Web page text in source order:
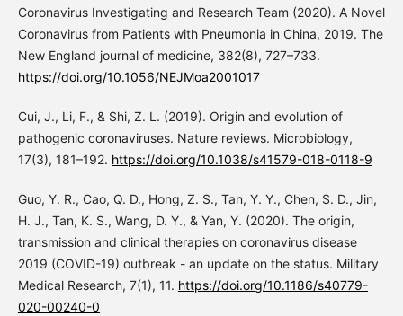
Coronavirus Investigating and Research Team (2020). A Novel
Coronavirus from Patients with Pneumonia in China, 2019. The
New England journal of medicine, 382(8), 727–733.
https://doi.org/10.1056/NEJMoa2001017
Cui, J., Li, F., & Shi, Z. L. (2019). Origin and evolution of
pathogenic coronaviruses. Nature reviews. Microbiology,
17(3), 181–192. https://doi.org/10.1038/s41579-018-0118-9
Guo, Y. R., Cao, Q. D., Hong, Z. S., Tan, Y. Y., Chen, S. D., Jin,
H. J., Tan, K. S., Wang, D. Y., & Yan, Y. (2020). The origin,
transmission and clinical therapies on coronavirus disease
2019 (COVID-19) outbreak - an update on the status. Military
Medical Research, 7(1), 11. https://doi.org/10.1186/s40779-
020-00240-0